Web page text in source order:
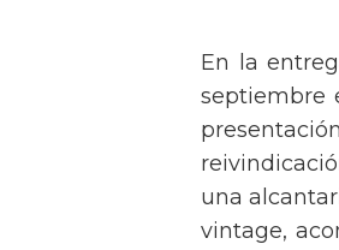
En la
septiembre
una
vintage,